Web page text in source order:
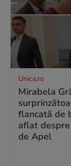
Unica.ro
Mirabela
flancată de
aflat
de Apel